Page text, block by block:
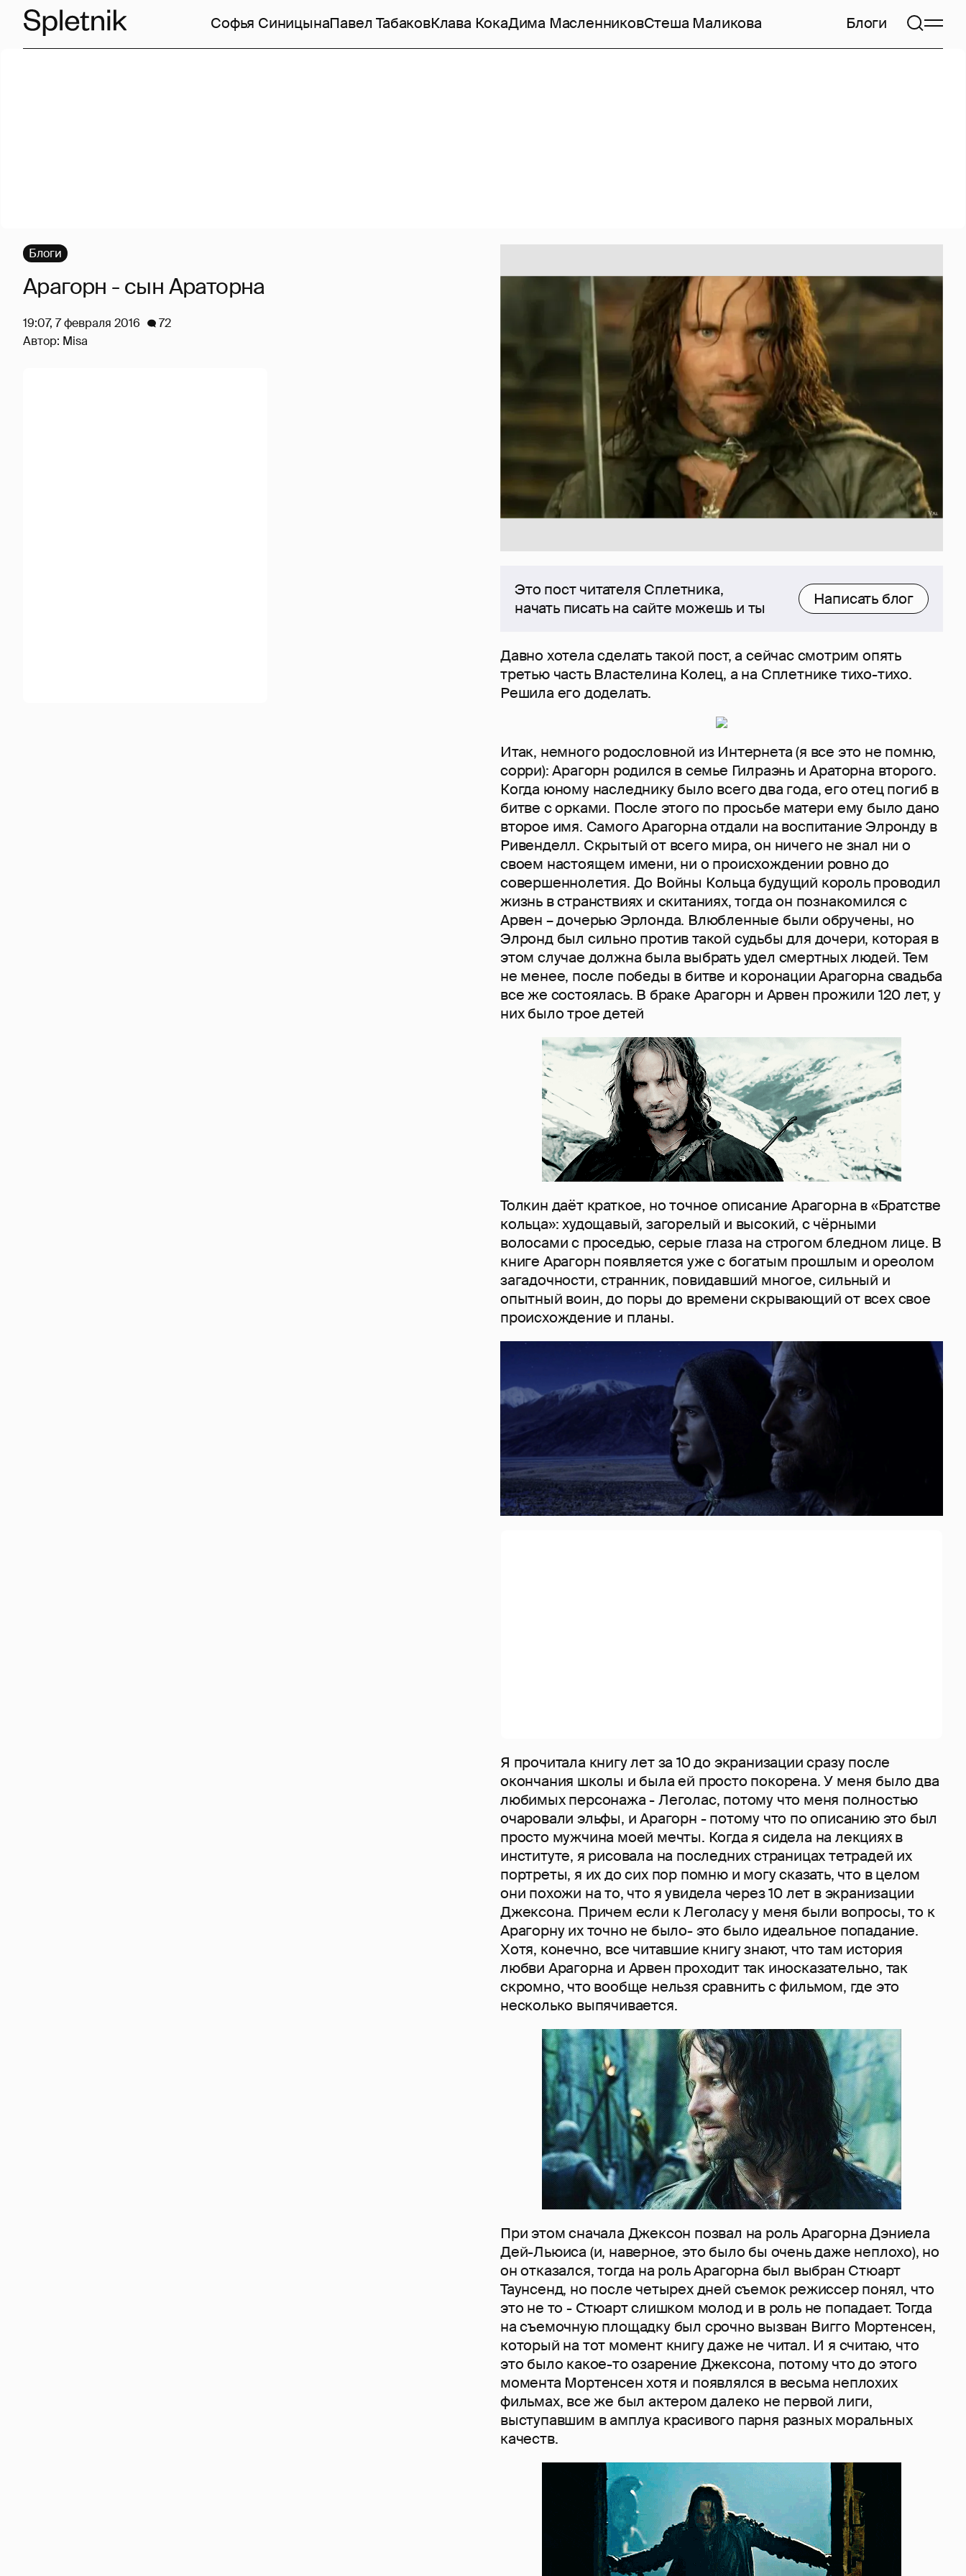
Софья СиницынаПавел ТабаковКлава КокаДима МасленниковСтеша Маликова Блоги
Это пост читателя Сплетника,
начать писать на сайте можешь и ты
Написать блог
Давно хотела сделать такой пост, а сейчас смотрим опять
третью часть Властелина Колец, а на Сплетнике тихо-тихо.
Решила его доделать.
Итак, немного родословной из Интернета (я все это не помню,
сорри): Арагорн родился в семье Гилраэнь и Араторна второго.
Когда юному наследнику было всего два года, его отец погиб в
битве с орками. После этого по просьбе матери ему было дано
второе имя. Самого Арагорна отдали на воспитание Элронду в
Ривенделл. Скрытый от всего мира, он ничего не знал ни о
своем настоящем имени, ни о происхождении ровно до
совершеннолетия. До Войны Кольца будущий король проводил
жизнь в странствиях и скитаниях, тогда он познакомился с
Арвен – дочерью Эрлонда. Влюбленные были обручены, но
Элронд был сильно против такой судьбы для дочери, которая в
этом случае должна была выбрать удел смертных людей. Тем
не менее, после победы в битве и коронации Арагорна свадьба
все же состоялась. В браке Арагорн и Арвен прожили 120 лет, у
них было трое детей
Толкин даёт краткое, но точное описание Арагорна в «Братстве
кольца»: худощавый, загорелый и высокий, с чёрными
волосами с проседью, серые глаза на строгом бледном лице. В
книге Арагорн появляется уже с богатым прошлым и ореолом
загадочности, странник, повидавший многое, сильный и
опытный воин, до поры до времени скрывающий от всех свое
происхождение и планы.
Я прочитала книгу лет за 10 до экранизации сразу после
окончания школы и была ей просто покорена. У меня было два
любимых персонажа - Леголас, потому что меня полностью
очаровали эльфы, и Арагорн - потому что по описанию это был
просто мужчина моей мечты. Когда я сидела на лекциях в
институте, я рисовала на последних страницах тетрадей их
портреты, я их до сих пор помню и могу сказать, что в целом
они похожи на то, что я увидела через 10 лет в экранизации
Джексона. Причем если к Леголасу у меня были вопросы, то к
Арагорну их точно не было- это было идеальное попадание.
Хотя, конечно, все читавшие книгу знают, что там история
любви Арагорна и Арвен проходит так иносказательно, так
скромно, что вообще нельзя сравнить с фильмом, где это
несколько выпячивается.
При этом сначала Джексон позвал на роль Арагорна Дэниела
Дей-Льюиса (и, наверное, это было бы очень даже неплохо), но
он отказался, тогда на роль Арагорна был выбран Стюарт
Таунсенд, но после четырех дней съемок режиссер понял, что
это не то - Стюарт слишком молод и в роль не попадает. Тогда
на съемочную площадку был срочно вызван Вигго Мортенсен,
который на тот момент книгу даже не читал. И я считаю, что
это было какое-то озарение Джексона, потому что до этого
момента Мортенсен хотя и появлялся в весьма неплохих
фильмах, все же был актером далеко не первой лиги,
выступавшим в амплуа красивого парня разных моральных
качеств.
Блоги
Арагорн - сын Араторна
19:07, 7 февраля 2016
72
Автор: Misa